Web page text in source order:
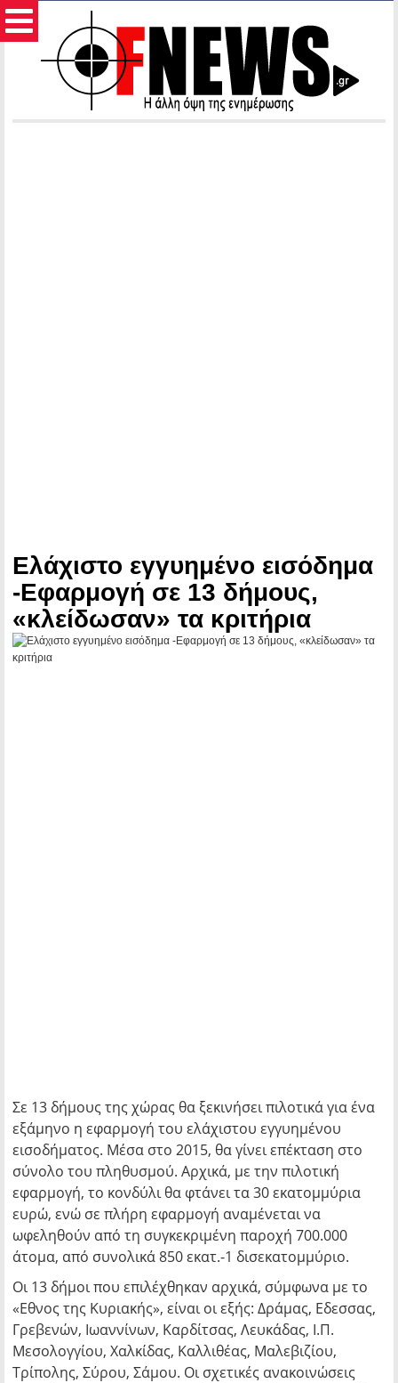
Ελάχιστο εγγυημένο εισόδημα
-Εφαρμογή σε 13 δήμους,
«κλείδωσαν» τα κριτήρια
Σε 13 δήμους της χώρας θα ξεκινήσει πιλοτικά για ένα
εξάμηνο η εφαρμογή του ελάχιστου εγγυημένου
εισοδήματος. Μέσα στο 2015, θα γίνει επέκταση στο
σύνολο του πληθυσμού. Αρχικά, με την πιλοτική
εφαρμογή, το κονδύλι θα φτάνει τα 30 εκατομμύρια
ευρώ, ενώ σε πλήρη εφαρμογή αναμένεται να
ωφεληθούν από τη συγκεκριμένη παροχή 700.000
άτομα, από συνολικά 850 εκατ.-1 δισεκατομμύριο.
Οι 13 δήμοι που επιλέχθηκαν αρχικά, σύμφωνα με το
«Εθνος της Κυριακής», είναι οι εξής: Δράμας, Εδεσσας,
Γρεβενών, Ιωαννίνων, Καρδίτσας, Λευκάδας, Ι.Π.
Μεσολογγίου, Χαλκίδας, Καλλιθέας, Μαλεβιζίου,
Τρίπολης, Σύρου, Σάμου. Οι σχετικές ανακοινώσεις